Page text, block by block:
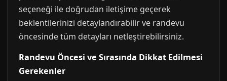
seçeneği ile doğrudan iletişime geçerek
beklentilerinizi detaylandırabilir ve randevu
öncesinde tüm detayları netleştirebilirsiniz.
Randevu Öncesi ve Sırasında Dikkat Edilmesi
Gerekenler